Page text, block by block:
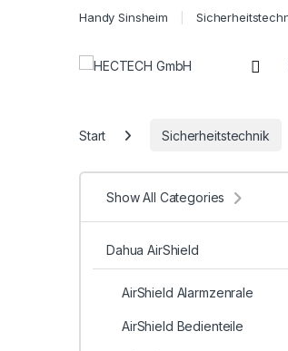
Handy Sinsheim
Open
Start Sicherheitstechnik
Show All Categories
Dahua AirShield
AirShield Alarmzenrale
AirShield Bedienteile